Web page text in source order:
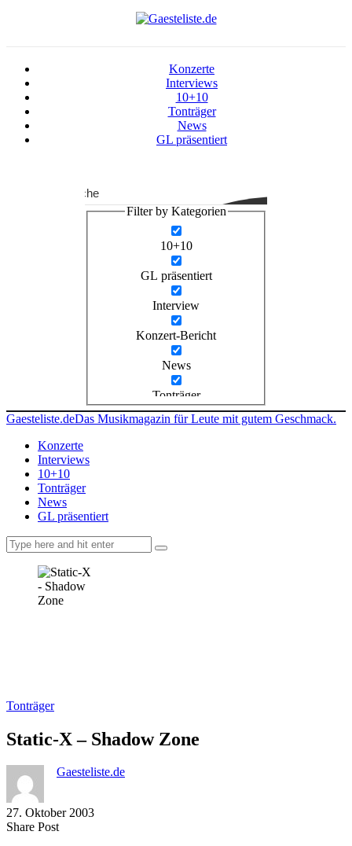
Konzerte
Interviews
10+10
Tonträger
News
GL präsentiert
Suche
Filter by Kategorien
10+10
GL präsentiert
Interview
Konzert-Bericht
News
Tonträger
Gaesteliste.deDas Musikmagazin für Leute mit gutem Geschmack.
Konzerte
Interviews
10+10
Tonträger
News
GL präsentiert
Tonträger
Static-X – Shadow Zone
Gaesteliste.de
27. Oktober 2003
Share PostShare
Copy
Send